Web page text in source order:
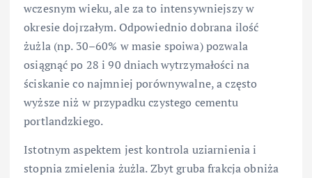
wczesnym wieku, ale za to intensywniejszy w
okresie dojrzałym. Odpowiednio dobrana ilość
żużla (np. 30–60% w masie spoiwa) pozwala
osiągnąć po 28 i 90 dniach wytrzymałości na
ściskanie co najmniej porównywalne, a często
wyższe niż w przypadku czystego cementu
portlandzkiego.
Istotnym aspektem jest kontrola uziarnienia i
stopnia zmielenia żużla. Zbyt gruba frakcja obniża